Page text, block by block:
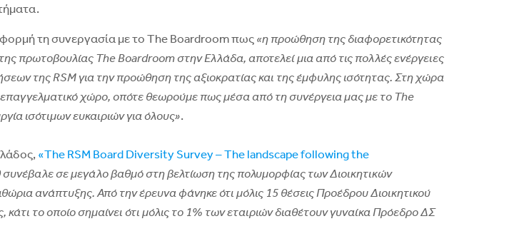
τη συνεργασία με το The Boardroom πως «η προώθηση της διαφορετικότητας
πρωτοβουλίας The Boardroom στην Ελλάδα, αποτελεί μια από τις πολλές ενέργειες
της RSM για την προώθηση της αξιοκρατίας και της έμφυλης ισότητας. Στη χώρα
χώρο, οπότε θεωρούμε πως μέσα από τη συνέργεια μας με το The
ισότιμων ευκαιριών για όλους».
«The RSM Board Diversity Survey – The landscape following the
σε μεγάλο βαθμό στη βελτίωση της πολυμορφίας των Διοικητικών
ανάπτυξης. Από την έρευνα φάνηκε ότι μόλις 15 θέσεις Προέδρου Διοικητικού
το οποίο σημαίνει ότι μόλις το 1% των εταιριών διαθέτουν γυναίκα Πρόεδρο ΔΣ